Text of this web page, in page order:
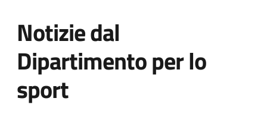
Notizie dal
Dipartimento per lo
sport